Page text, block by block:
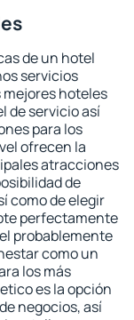
de un hotel
servicios
hoteles
de servicio así
para los
ofrecen la
atracciones
de
como de elegir
perfectamente
probablemente
como un
los más
es la opción
negocios, así